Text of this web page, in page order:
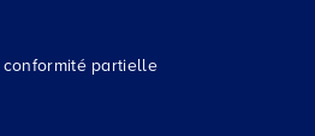
partielle